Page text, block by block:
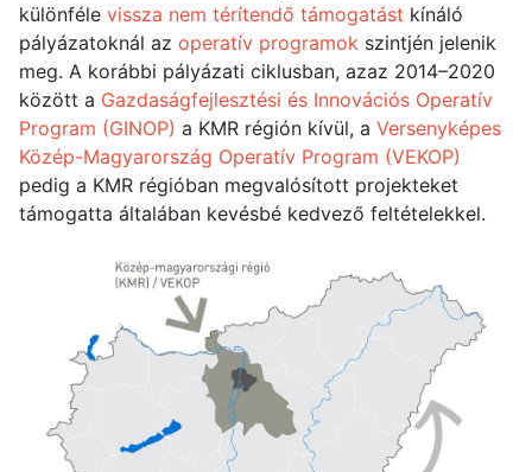
különféle vissza nem térítendő támogatást kínáló
pályázatoknál az operatív programok szintjén jelenik
meg. A korábbi pályázati ciklusban, azaz 2014–2020
között a Gazdaságfejlesztési és Innovációs Operatív
Program (GINOP) a KMR régión kívül, a Versenyképes
Közép-Magyarország Operatív Program (VEKOP)
pedig a KMR régióban megvalósított projekteket
támogatta általában kevésbé kedvező feltételekkel.